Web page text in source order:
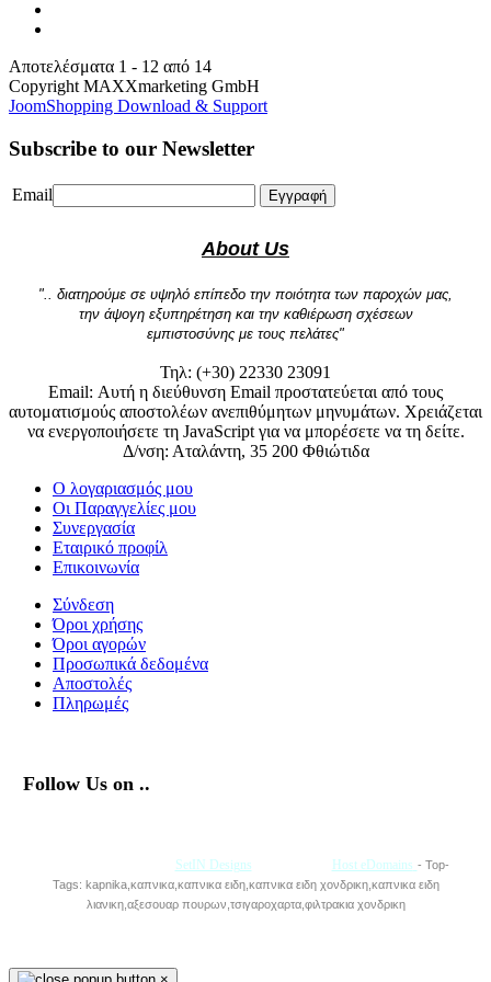
Αποτελέσματα 1 - 12 από 14
Copyright MAXXmarketing GmbH
JoomShopping Download & Support
Subscribe to our Newsletter
Email Εγγραφή
About Us
".. διατηρούμε σε υψηλό επίπεδο την ποιότητα των παροχών μας,
την άψογη εξυπηρέτηση και την καθιέρωση σχέσεων
εμπιστοσύνης με τους πελάτες"
Τηλ: (+30) 22330 23091
Email: Αυτή η διεύθυνση Email προστατεύεται από τους
αυτοματισμούς αποστολέων ανεπιθύμητων μηνυμάτων. Χρειάζεται
να ενεργοποιήσετε τη JavaScript για να μπορέσετε να τη δείτε.
Δ/νση: Αταλάντη, 35 200 Φθιώτιδα
Ο λογαριασμός μου
Οι Παραγγελίες μου
Συνεργασία
Εταιρικό προφίλ
Επικοινωνία
Σύνδεση
Όροι χρήσης
Όροι αγορών
Προσωπικά δεδομένα
Αποστολές
Πληρωμές
Follow Us on ..
SetIN Designs Host eDomains - Top-
Tags: kapnika,καπνικα,καπνικα ειδη,καπνικα ειδη χονδρικη,καπνικα ειδη
λιανικη,αξεσουαρ πουρων,τσιγαροχαρτα,φιλτρακια χονδρικη